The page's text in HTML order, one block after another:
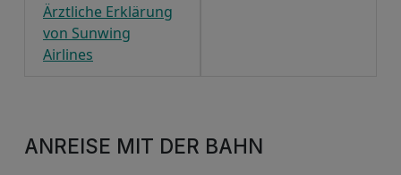
Ärztliche Erklärung
von Sunwing
Airlines
ANREISE MIT DER BAHN